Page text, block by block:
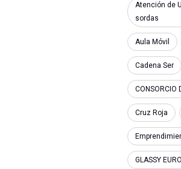
Atención de
sordas
Aula Móvil
Cadena Ser
CONSORCIO
Cruz Roja
GLASSY